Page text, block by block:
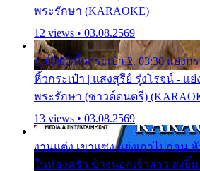
พระรักษา (KARAOKE)
12 views • 03.08.2569
1. 00:00 หิ้วกระเป๋า 2. 03:30 แย่งก
หิ้วกระเป๋า | แสงสุรีย์ รุ่งโรจน์ - แ
พระรักษา (ซาวด์ดนตรี)
13 views • 03.08.2569
งานแต่ง เขาแซง แย่งเอาไปก่อน
ในห้องครัว ข้างนอกเจ้าสาว ส่งยิ้